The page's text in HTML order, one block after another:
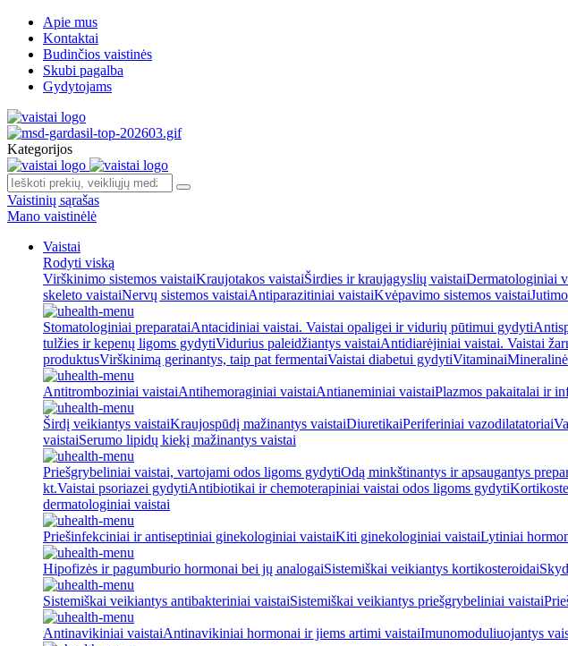
Apie mus
Kontaktai
Budinčios vaistinės
Skubi pagalba
Gydytojams
Kategorijos
Vaistinių sąrašas
Mano vaistinėlė
Vaistai
Rodyti viską
Virškinimo sistemos vaistaiKraujotakos vaistaiŠirdies ir kraujagyslių vaistaiDermatologiniai
skeleto vaistaiNervų sistemos vaistaiAntiparazitiniai vaistaiKvėpavimo sistemos vaistai
Stomatologiniai preparataiAntacidiniai vaistai. Vaistai opaligei ir vidurių pūtimui gydyti
tulžies ir kepenų ligoms gydytiVidurius paleidžiantys vaistaiAntidiarėjiniai vaistai. Vaistai
produktusVirškinimą gerinantys, taip pat fermentaiVaistai diabetui gydytiVitaminai
Antitromboziniai vaistaiAntihemoraginiai vaistaiAntianeminiai vaistaiPlazmos pakaitalai ir
Širdį veikiantys vaistaiKraujospūdį mažinantys vaistaiDiuretikaiPeriferiniai vazodilatatoriai
vaistaiSerumo lipidų kiekį mažinantys vaistai
Priešgrybeliniai vaistai, vartojami odos ligoms gydytiOdą minkštinantys ir apsaugantys
kt.Vaistai psoriazei gydytiAntibiotikai ir chemoterapiniai vaistai odos ligoms gydyti
dermatologiniai vaistai
Priešinfekciniai ir antiseptiniai ginekologiniai vaistaiKiti ginekologiniai vaistaiLytiniai
Hipofizės ir pagumburio hormonai bei jų analogaiSistemiškai veikiantys kortikosteroidai
Sistemiškai veikiantys antibakteriniai vaistaiSistemiškai veikiantys priešgrybeliniai vaistai
Antinavikiniai vaistaiAntinavikiniai hormonai ir jiems artimi vaistaiImunomoduliuojantys